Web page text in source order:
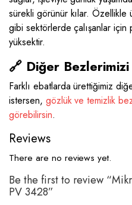
sürekli görünür kılar.
gibi sektörlerde çalışanlar
yüksektir.
🔗 Diğer
Farklı ebatlarda ürettiğimiz
istersen, gözlük ve temizlik
görebilirsin.
Reviews
There are no reviews yet.
Be the first to review
PV 3428”